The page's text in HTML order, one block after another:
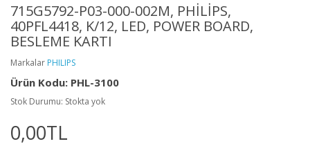
715G5792-P03-000-002M, PHİLİPS,
40PFL4418, K/12, LED, POWER BOARD,
BESLEME KARTI
Markalar PHILIPS
Ürün Kodu: PHL-3100
Stok Durumu: Stokta yok
0,00TL